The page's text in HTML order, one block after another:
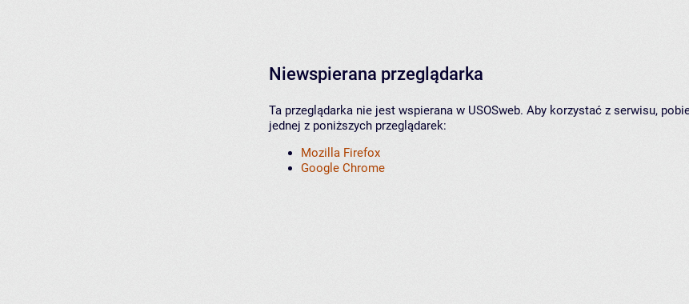
Niewspierana przeglądarka
Ta przeglądarka nie jest wspierana w USOSweb. Aby korzystać z serwisu,
jednej z poniższych przeglądarek:
Mozilla Firefox
Google Chrome